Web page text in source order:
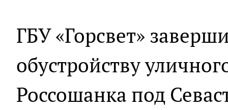
ГБУ «Горсвет»
обустройству
Россошанка под